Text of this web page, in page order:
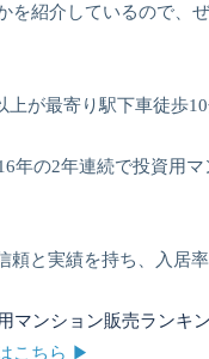
を紹介しているので、
上が最寄り駅下車徒歩
年の2年連続で投資用
頼と実績を持ち、入居
マンション販売ランキ
こちら ▶︎